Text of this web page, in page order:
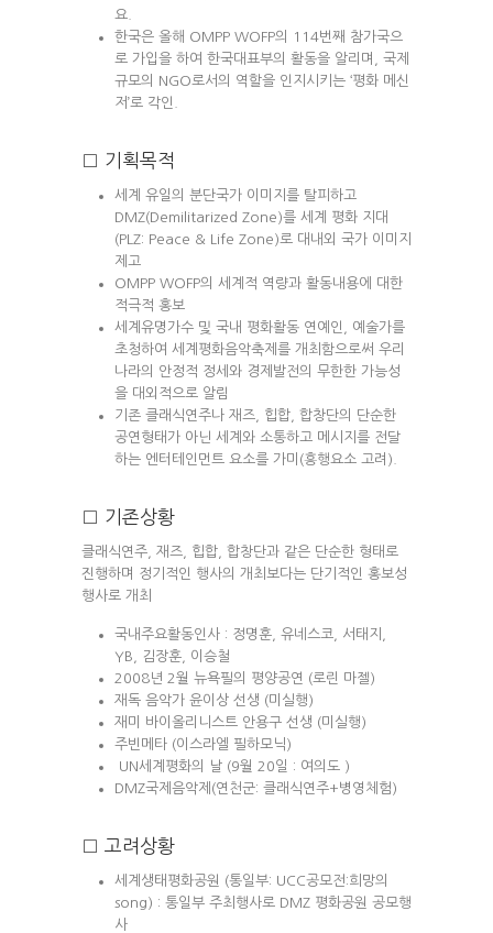
요.
한국은 올해 OMPP WOFP의 114번째 참가국으
로 가입을 하여 한국대표부의 활동을 알리며, 국제
규모의 NGO로서의 역할을 인지시키는 ‘평화 메신
저’로 각인.
□ 기획목적
세계 유일의 분단국가 이미지를 탈피하고
DMZ(Demilitarized Zone)를 세계 평화 지대
(PLZ: Peace & Life Zone)로 대내외 국가 이미지
제고
OMPP WOFP의 세계적 역량과 활동내용에 대한
적극적 홍보
세계유명가수 및 국내 평화활동 연예인, 예술가를
초청하여 세계평화음악축제를 개최함으로써 우리
나라의 안정적 정세와 경제발전의 무한한 가능성
을 대외적으로 알림
기존 클래식연주나 재즈, 힙합, 합창단의 단순한
공연형태가 아닌 세계와 소통하고 메시지를 전달
하는 엔터테인먼트 요소를 가미(흥행요소 고려).
□ 기존상황
클래식연주, 재즈, 힙합, 합창단과 같은 단순한 형태로
진행하며 정기적인 행사의 개최보다는 단기적인 홍보성
행사로 개최
국내주요활동인사 : 정명훈, 유네스코, 서태지,
YB, 김장훈, 이승철
2008년 2월 뉴욕필의 평양공연 (로린 마젤)
재독 음악가 윤이상 선생 (미실행)
재미 바이올리니스트 안용구 선생 (미실행)
주빈메타 (이스라엘 필하모닉)
UN세계평화의 날 (9월 20일 : 여의도 )
DMZ국제음악제(연천군: 클래식연주+병영체험)
□ 고려상황
세계생태평화공원 (통일부: UCC공모전:희망의
song) : 통일부 주최행사로 DMZ 평화공원 공모행
사